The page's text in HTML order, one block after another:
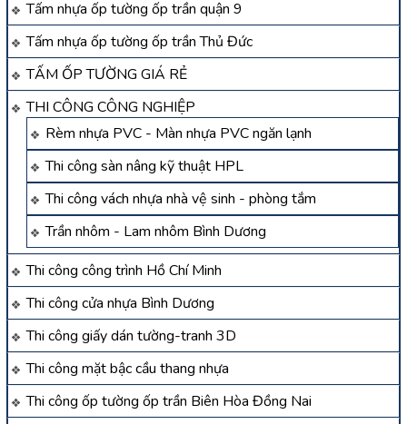
Tấm nhựa ốp tường ốp trần quận 9
Tấm nhựa ốp tường ốp trần Thủ Đức
TẤM ỐP TƯỜNG GIÁ RẺ
THI CÔNG CÔNG NGHIỆP
Rèm nhựa PVC - Màn nhựa PVC ngăn lạnh
Thi công sàn nâng kỹ thuật HPL
Thi công vách nhựa nhà vệ sinh - phòng tắm
Trần nhôm - Lam nhôm Bình Dương
Thi công công trình Hồ Chí Minh
Thi công cửa nhựa Bình Dương
Thi công giấy dán tường-tranh 3D
Thi công mặt bậc cầu thang nhựa
Thi công ốp tường ốp trần Biên Hòa Đồng Nai